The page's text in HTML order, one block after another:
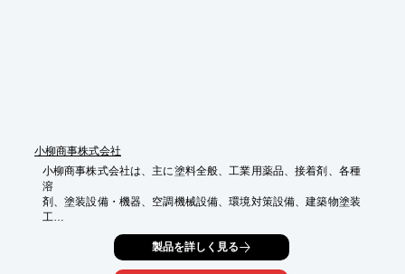
小柳商事株式会社
小柳商事株式会社は、主に塗料全般、工業用薬品、接着剤、各種
溶
剤、塗装設備・機器、空調機械設備、環境対策設備、建築物塗装
工
事、住宅リフォーム各種工事を行っている会社です。
業種に特化した塗料を取り扱う商社が多い中、小柳商事は幅広い
製品を詳しく見る